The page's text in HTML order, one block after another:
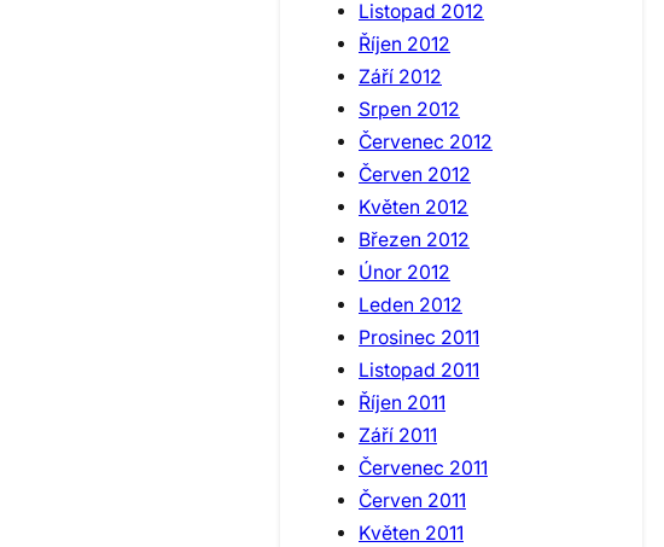
Listopad 2012
Říjen 2012
Září 2012
Srpen 2012
Červenec 2012
Červen 2012
Květen 2012
Březen 2012
Únor 2012
Leden 2012
Prosinec 2011
Listopad 2011
Říjen 2011
Září 2011
Červenec 2011
Červen 2011
Květen 2011